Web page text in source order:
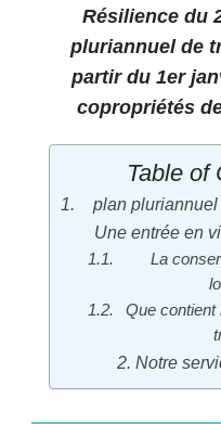
Résilience du
pluriannuel de
partir du 1er
copropriétés
Table of
plan
Une entrée en
La
Que contient
Notre